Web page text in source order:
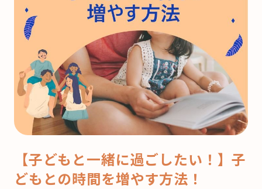
【子どもと一緒に過ごしたい！】子
どもとの時間を増やす方法！